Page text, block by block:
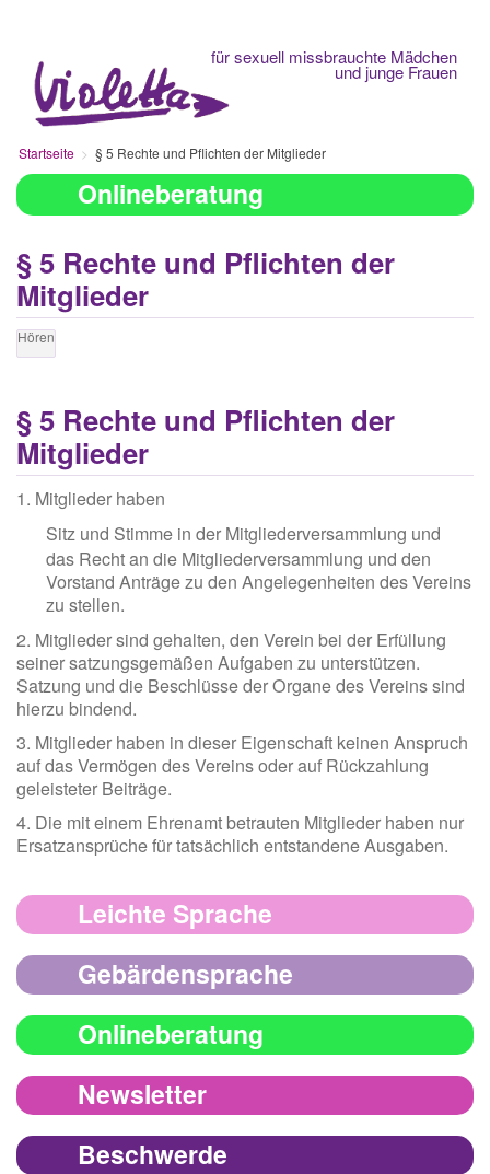
für sexuell missbrauchte Mädchen
und junge Frauen
Startseite § 5 Rechte und Pflichten der Mitglieder
Onlineberatung
§ 5 Rechte und Pflichten der
Mitglieder
Hören
§ 5 Rechte und Pflichten der
Mitglieder
1. Mitglieder haben
Sitz und Stimme in der Mitgliederversammlung und
das Recht an die Mitgliederversammlung und den
Vorstand Anträge zu den Angelegenheiten des Vereins
zu stellen.
2. Mitglieder sind gehalten, den Verein bei der Erfüllung
seiner satzungsgemäßen Aufgaben zu unterstützen.
Satzung und die Beschlüsse der Organe des Vereins sind
hierzu bindend.
3. Mitglieder haben in dieser Eigenschaft keinen Anspruch
auf das Vermögen des Vereins oder auf Rückzahlung
geleisteter Beiträge.
4. Die mit einem Ehrenamt betrauten Mitglieder haben nur
Ersatzansprüche für tatsächlich entstandene Ausgaben.
Leichte Sprache
Gebärdensprache
Onlineberatung
Newsletter
Beschwerde